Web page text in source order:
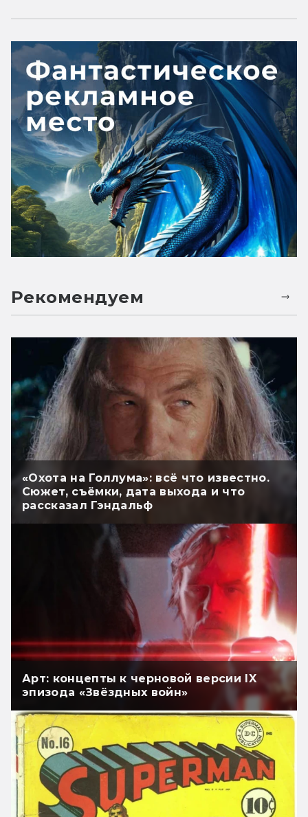
Рекомендуем
«Охота на Голлума»: всё что известно.
Сюжет, съёмки, дата выхода и что
рассказал Гэндальф
Арт: концепты к черновой версии IX
эпизода «Звёздных войн»